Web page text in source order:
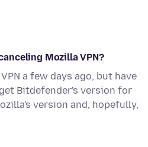
Mozilla VPN?
a few days ago, but have
Bitdefender's version for
version and, hopefully,